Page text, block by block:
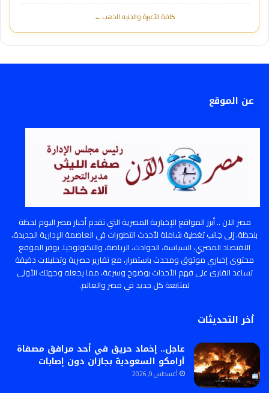
كافة الأعيرة والجنيه الذهب ←
عن الموقع
مصر الان .. أبرز المواقع الإخبارية المصرية التي تقدم أخبار مصر اليوم لحظة
بلحظة، إلى جانب تغطية شاملة لأحدث التطورات في العاصمة الإدارية الجديدة،
الاقتصاد المصري، السياسة، الحوادث، الرياضة، والتكنولوجيا. يوفر الموقع
محتوى إخباري موثوق ومحدث باستمرار، مع تقارير حصرية وتحليلات دقيقة
تساعد القارئ على فهم الأحداث بوضوح وسرعة، مما يجعله وجهتك الأولى
لمتابعة كل جديد في مصر والعالم.
أخر التحديثات
عاجل.. إخماد حريق في أحد مرافق مصفاة
أرامكو السعودية بجازان دون إصابات
أغسطس 9, 2026